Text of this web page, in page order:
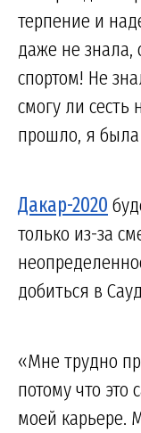
терпение и
даже не знала,
спортом! Не
смогу ли сесть
прошло, я
Дакар-2020
только из-за
добиться в
«Мне трудно
потому что
моей карьере.